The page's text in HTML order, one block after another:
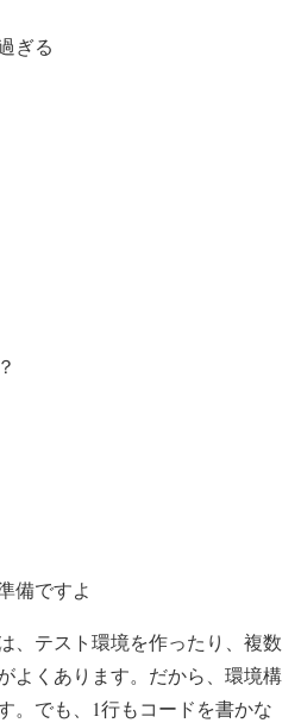
ぎる
備ですよ
、テスト環境を作ったり、複数
よくあります。だから、環境構
。でも、1行もコードを書かな